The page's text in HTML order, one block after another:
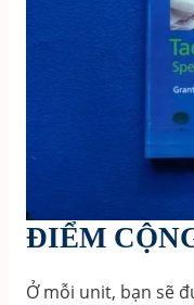
ĐIỂM
Ở mỗi unit, bạn sẽ